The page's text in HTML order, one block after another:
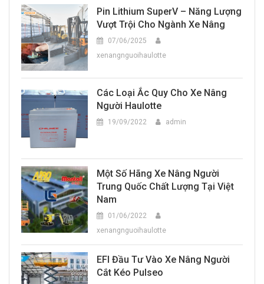
Pin Lithium SuperV – Năng Lượng
Vượt Trội Cho Ngành Xe Nâng
07/06/2025
xenangnguoihaulotte
Các Loại Ắc Quy Cho Xe Nâng
Người Haulotte
19/09/2022 admin
Một Số Hãng Xe Nâng Người
Trung Quốc Chất Lượng Tại Việt
Nam
01/06/2022
xenangnguoihaulotte
EFI Đầu Tư Vào Xe Nâng Người
Cắt Kéo Pulseo